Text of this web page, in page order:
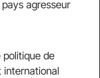
agresseur
de
international